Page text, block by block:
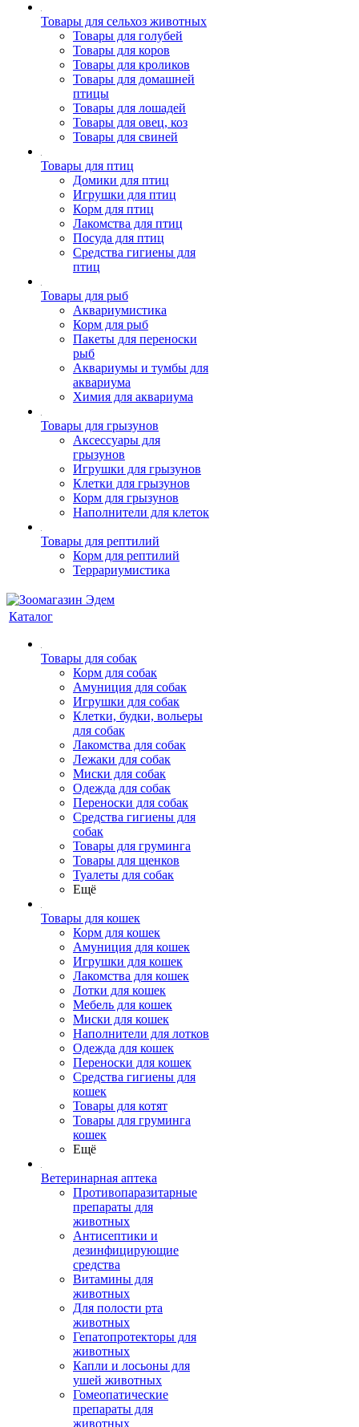
Товары для сельхоз животных
Товары для голубей
Товары для коров
Товары для кроликов
Товары для домашней
птицы
Товары для лошадей
Товары для овец, коз
Товары для свиней
Товары для птиц
Домики для птиц
Игрушки для птиц
Корм для птиц
Лакомства для птиц
Посуда для птиц
Средства гигиены для
птиц
Товары для рыб
Аквариумистика
Корм для рыб
Пакеты для переноски
рыб
Аквариумы и тумбы для
аквариума
Химия для аквариума
Товары для грызунов
Аксессуары для
грызунов
Игрушки для грызунов
Клетки для грызунов
Корм для грызунов
Наполнители для клеток
Товары для рептилий
Корм для рептилий
Террариумистика
Каталог
Товары для собак
Корм для собак
Амуниция для собак
Игрушки для собак
Клетки, будки, вольеры
для собак
Лакомства для собак
Лежаки для собак
Миски для собак
Одежда для собак
Переноски для собак
Средства гигиены для
собак
Товары для груминга
Товары для щенков
Туалеты для собак
Ещё
Товары для кошек
Корм для кошек
Амуниция для кошек
Игрушки для кошек
Лакомства для кошек
Лотки для кошек
Мебель для кошек
Миски для кошек
Наполнители для лотков
Одежда для кошек
Переноски для кошек
Средства гигиены для
кошек
Товары для котят
Товары для груминга
кошек
Ещё
Ветеринарная аптека
Противопаразитарные
препараты для
животных
Антисептики и
дезинфицирующие
средства
Витамины для
животных
Для полости рта
животных
Гепатопротекторы для
животных
Капли и лосьоны для
ушей животных
Гомеопатические
препараты для
животных